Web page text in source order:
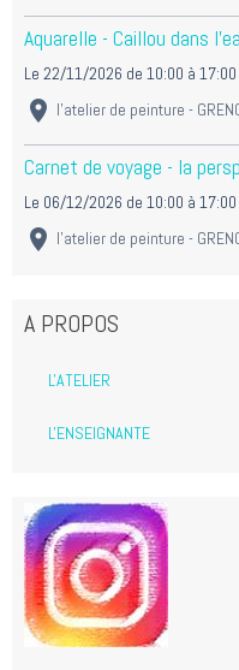
Aquarelle - Caillou dans
Le 22/11/2026 de 10:00 à 17:00
l'atelier de peinture -
Carnet de voyage - la
Le 06/12/2026 de 10:00 à 17:00
l'atelier de peinture -
A PROPOS
L'ATELIER
L'ENSEIGNANTE